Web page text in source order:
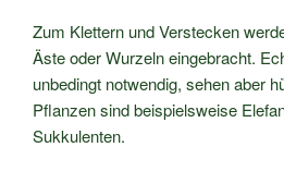
Zum Klettern und Verstecken
Äste oder Wurzeln eingebracht.
unbedingt notwendig, sehen aber
Pflanzen sind beispielsweise
Sukkulenten.